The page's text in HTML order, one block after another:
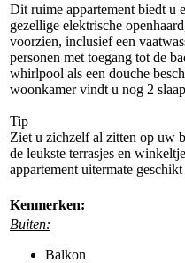
Dit ruime appartement biedt u
gezellige elektrische
voorzien, inclusief een
personen met toegang tot de
whirlpool als een douche
woonkamer vindt u nog 2
Tip
Ziet u zichzelf al zitten op uw
de leukste terrasjes en
appartement uitermate
Kenmerken:
Buiten:
Balkon